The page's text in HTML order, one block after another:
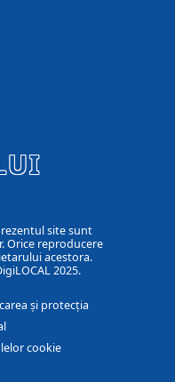
site sunt
Orice reproducere
acestora.
2025.
și protecția
cookie